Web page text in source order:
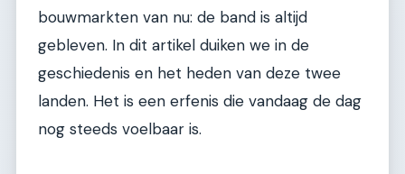
bouwmarkten van nu: de band is altijd
gebleven. In dit artikel duiken we in de
geschiedenis en het heden van deze twee
landen. Het is een erfenis die vandaag de dag
nog steeds voelbaar is.